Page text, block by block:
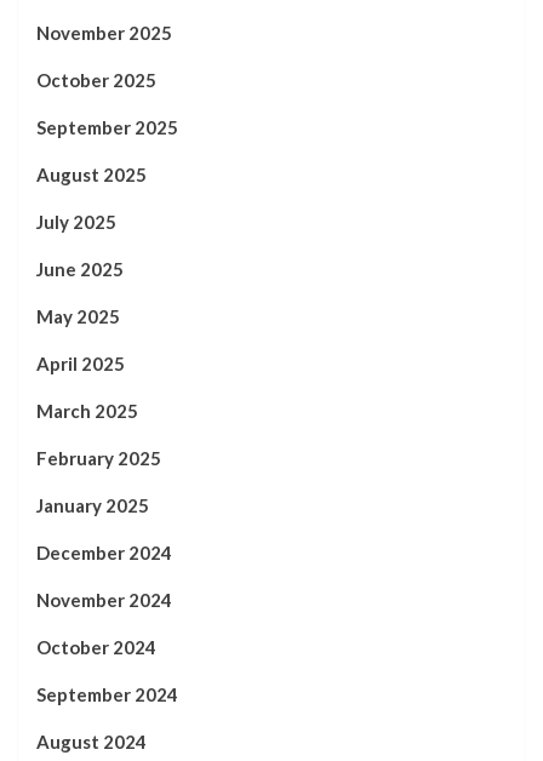
November 2025
October 2025
September 2025
August 2025
July 2025
June 2025
May 2025
April 2025
March 2025
February 2025
January 2025
December 2024
November 2024
October 2024
September 2024
August 2024